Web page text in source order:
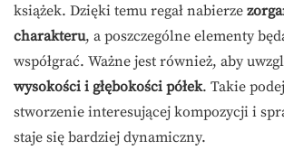
książek. Dzięki temu regał nabierze
charakteru, a poszczególne elementy
współgrać. Ważne jest również, aby
wysokości i głębokości półek. Takie
stworzenie interesującej kompozycji i
staje się bardziej dynamiczny.